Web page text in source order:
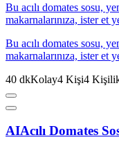
Bu acılı domates sosu,
makarnalarınıza, ister et
Bu acılı domates sosu,
makarnalarınıza, ister et
40 dkKolay4 Kişi4
AIAcılı Domates